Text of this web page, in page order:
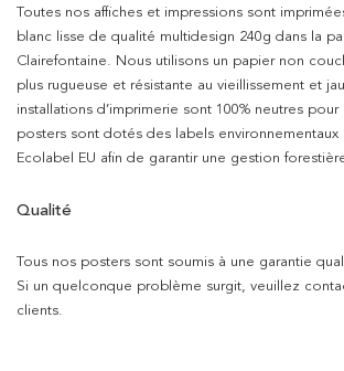
Toutes nos affiches et impressions sont
blanc lisse de qualité multidesign 240g dans la
Clairefontaine. Nous utilisons un papier non
plus rugueuse et résistante au vieillissement et
installations d’imprimerie sont 100% neutres
posters sont dotés des labels environnementaux
Ecolabel EU afin de garantir une gestion
Qualité
Tous nos posters sont soumis à une garantie
Si un quelconque problème surgit, veuillez
clients.